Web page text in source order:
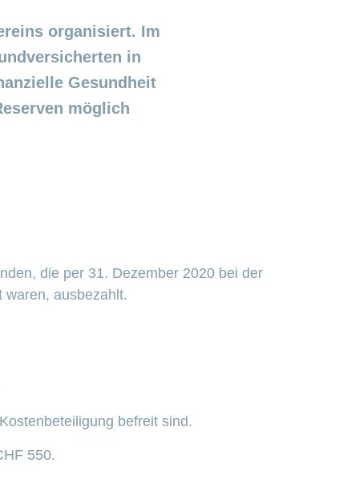
organisiert. Im
in
Gesundheit
möglich
die per 31. Dezember 2020 bei der
waren, ausbezahlt.
befreit sind.
550.